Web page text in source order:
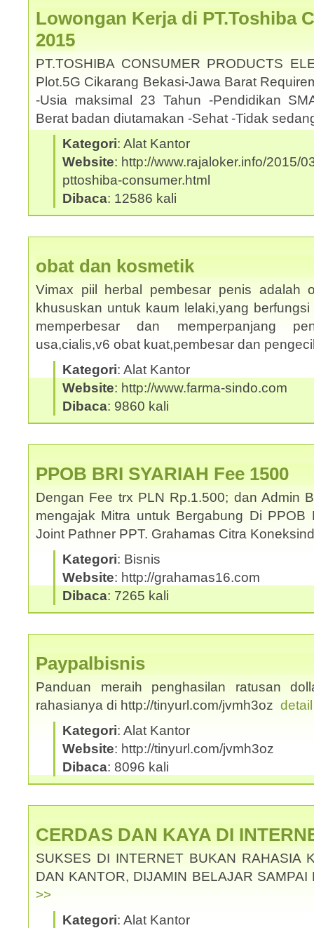
Lowongan Kerja di PT.Toshiba
2015
PT.TOSHIBA CONSUMER PRODUCTS
Plot.5G Cikarang Bekasi-Jawa Barat
-Usia maksimal 23 Tahun -Pendidikan
Berat badan diutamakan -Sehat -Tidak
Kategori: Alat Kantor
Website: http://www.rajaloker.info/2015/
pttoshiba-consumer.html
Dibaca: 12586 kali
obat dan kosmetik
Vimax piil herbal pembesar penis adalah
khususkan untuk kaum lelaki,yang
memperbesar dan memperpanjang
usa,cialis,v6 obat kuat,pembesar dan
Kategori: Alat Kantor
Website: http://www.farma-sindo.com
Dibaca: 9860 kali
PPOB BRI SYARIAH Fee 1500
Dengan Fee trx PLN Rp.1.500; dan Admin
mengajak Mitra untuk Bergabung Di PPOB
Joint Pathner PPT. Grahamas Citra
Kategori: Bisnis
Website: http://grahamas16.com
Dibaca: 7265 kali
Paypalbisnis
Panduan meraih penghasilan ratusan
rahasianya di http://tinyurl.com/jvmh3oz
Kategori: Alat Kantor
Website: http://tinyurl.com/jvmh3oz
Dibaca: 8096 kali
CERDAS DAN KAYA DI
SUKSES DI INTERNET BUKAN RAHASIA
DAN KANTOR, DIJAMIN BELAJAR
>>
Kategori: Alat Kantor